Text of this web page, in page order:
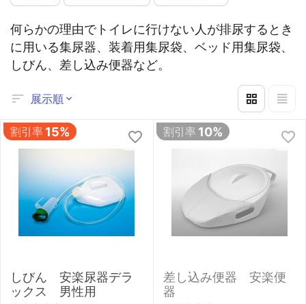
何らかの理由でトイレに行けない人が排尿するとき
に用いる集尿器、装着用集尿袋、ベッド用集尿袋、
しびん、差し込み便器など。
展示順
割引率 15%
しびん 安楽尿器デラ
ックス 男性用
割引率 10%
差し込み便器 安楽便
器